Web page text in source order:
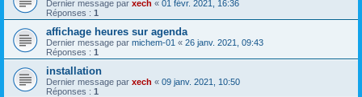
Dernier message par xech « 01 févr. 2021, 16:36
Réponses : 1
affichage heures sur agenda
Dernier message par michem-01 « 26 janv. 2021, 09:43
Réponses : 1
installation
Dernier message par xech « 09 janv. 2021, 10:50
Réponses : 1